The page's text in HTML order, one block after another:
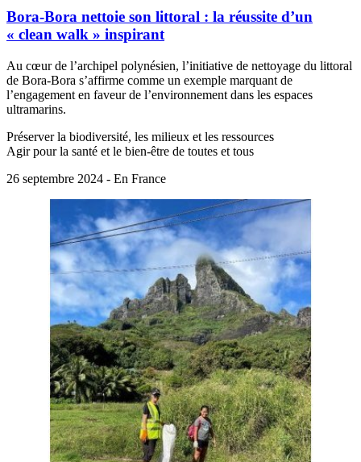
Bora-Bora nettoie son littoral : la réussite d’un
« clean walk » inspirant
Au cœur de l’archipel polynésien, l’initiative de nettoyage du littoral
de Bora-Bora s’affirme comme un exemple marquant de
l’engagement en faveur de l’environnement dans les espaces
ultramarins.
Préserver la biodiversité, les milieux et les ressources
Agir pour la santé et le bien-être de toutes et tous
26 septembre 2024 - En France